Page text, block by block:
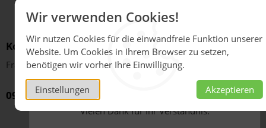
Wir verwenden Cookies!
Wir nutzen Cookies für die einwandfreie Funktion unserer
Website. Um Cookies in Ihrem Browser zu setzen,
benötigen wir vorher Ihre Einwilligung.
Einstellungen Akzeptieren
Online-Shop derzeit
geschlossen
Aufgrund massiver
Lieferkettenunterbrechungen sind aktuell keine
Verkäufe über unseren Online-Shop möglich.
Bitte wenden Sie sich an unseren Innendienst
unter
schmierstoffe@herm.net .
Vielen Dank für Ihr Verständnis.
Kontakt
Fragen?
09343/6222-14 oder 09343/6222-68